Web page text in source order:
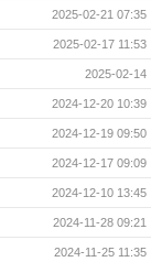
2025-02-21 07:35
2025-02-17 11:53
2025-02-14
2024-12-20 10:39
2024-12-19 09:50
2024-12-17 09:09
2024-12-10 13:45
2024-11-28 09:21
2024-11-25 11:35